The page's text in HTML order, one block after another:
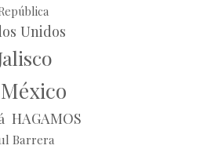
Unidos
HAGAMOS
Barrera